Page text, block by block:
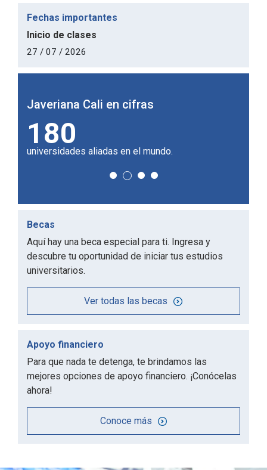
Fechas importantes
Inicio de clases
27 / 07 / 2026
Javeriana Cali en cifras
180
universidades aliadas en el mundo.
Becas
Aquí hay una beca especial para ti. Ingresa y
descubre tu oportunidad de iniciar tus estudios
universitarios.
Ver todas las becas
Apoyo financiero
Para que nada te detenga, te brindamos las
mejores opciones de apoyo financiero. ¡Conócelas
ahora!
Conoce más